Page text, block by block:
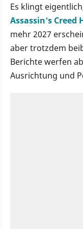
Es klingt
Assassin's Creed
mehr 2027
aber trotzdem
Berichte werfen
Ausrichtung und